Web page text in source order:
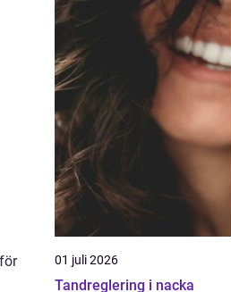
01 juli 2026
Tandreglering i nacka